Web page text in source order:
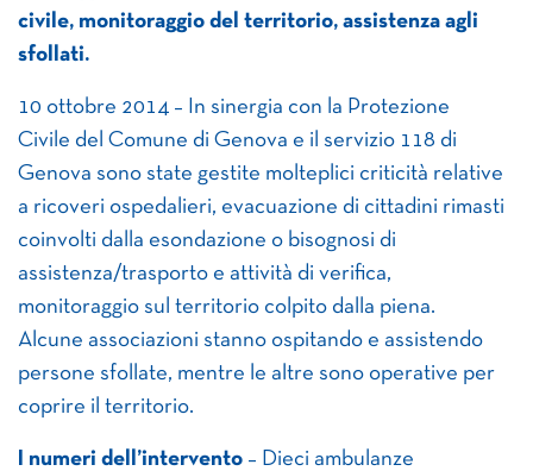
civile, monitoraggio del territorio, assistenza agli
sfollati.
10 ottobre 2014 – In sinergia con la Protezione
Civile del Comune di Genova e il servizio 118 di
Genova sono state gestite molteplici criticità relative
a ricoveri ospedalieri, evacuazione di cittadini rimasti
coinvolti dalla esondazione o bisognosi di
assistenza/trasporto e attività di verifica,
monitoraggio sul territorio colpito dalla piena.
Alcune associazioni stanno ospitando e assistendo
persone sfollate, mentre le altre sono operative per
coprire il territorio.
I numeri dell’intervento – Dieci ambulanze